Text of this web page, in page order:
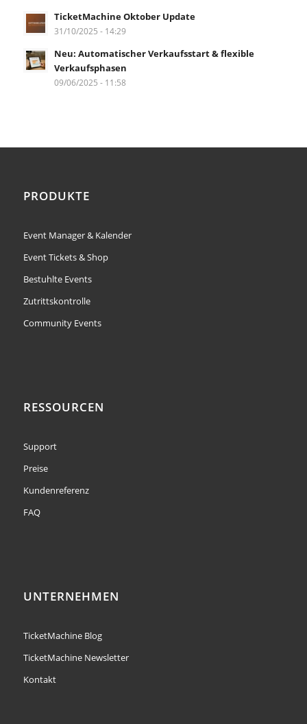
TicketMachine Oktober Update
31/10/2025 - 14:29
Neu: Automatischer Verkaufsstart & flexible
Verkaufsphasen
09/06/2025 - 11:58
PRODUKTE
Event Manager & Kalender
Event Tickets & Shop
Bestuhlte Events
Zutrittskontrolle
Community Events
RESSOURCEN
Support
Preise
Kundenreferenz
FAQ
UNTERNEHMEN
TicketMachine Blog
TicketMachine Newsletter
Kontakt